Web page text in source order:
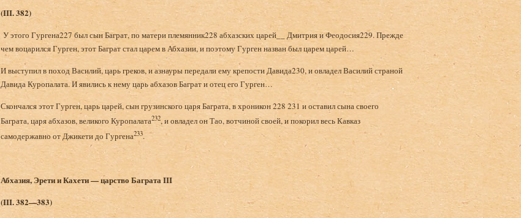
(III. 382)
У этого Гургена227 был сын Баграт, по матери племянник228 абхазских царей__ Дмитрия и Феодосия229. Прежде
чем воцарился Гурген, этот Баграт стал царем в Абхазии, и поэтому Гурген назван был царем царей…
И выступил в поход Василий, царь греков, и азнауры передали ему крепости Давида230, и овладел Василий страной
Давида Куропалата. И явились к нему царь абхазов Баграт и отец его Гурген…
Скончался этот Гурген, царь царей, сын грузинского царя Баграта, в хроникон 228 231 и оставил сына своего
Баграта, царя абхазов, великого Куропалата232, и овладел он Тао, вотчиной своей, и покорил весь Кавказ
самодержавно от Джикети до Гургена233.
Абхазия, Эрети и Кахети — царство БагратаIII
(III. 382—383)